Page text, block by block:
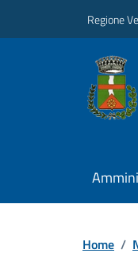
Regione
Home /